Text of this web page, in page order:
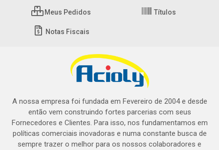
Meus Pedidos Títulos
Notas Fiscais
A nossa empresa foi fundada em Fevereiro de 2004 e desde
então vem construindo fortes parcerias com seus
Fornecedores e Clientes. Para isso, nos fundamentamos em
políticas comerciais inovadoras e numa constante busca de
sempre trazer o melhor para os nossos colaboradores e